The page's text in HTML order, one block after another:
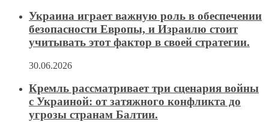
Украина играет важную роль в обеспечении
безопасности Европы, и Израилю стоит
учитывать этот фактор в своей стратегии.
30.06.2026
Кремль рассматривает три сценария войны
с Украиной: от затяжного конфликта до
угрозы странам Балтии.